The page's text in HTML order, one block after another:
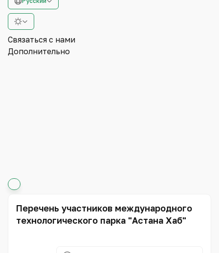
Связаться с нами
Дополнительно
Перечень участников международного
технологического парка "Астана Хаб"